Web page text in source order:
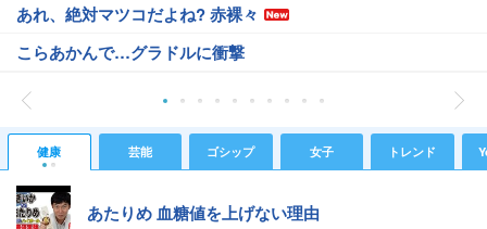
あれ、絶対マツコだよね? 赤裸々
こらあかんで…グラドルに衝撃
健康 芸能 ゴシップ 女子 トレンド
あたりめ 血糖値を上げない理由